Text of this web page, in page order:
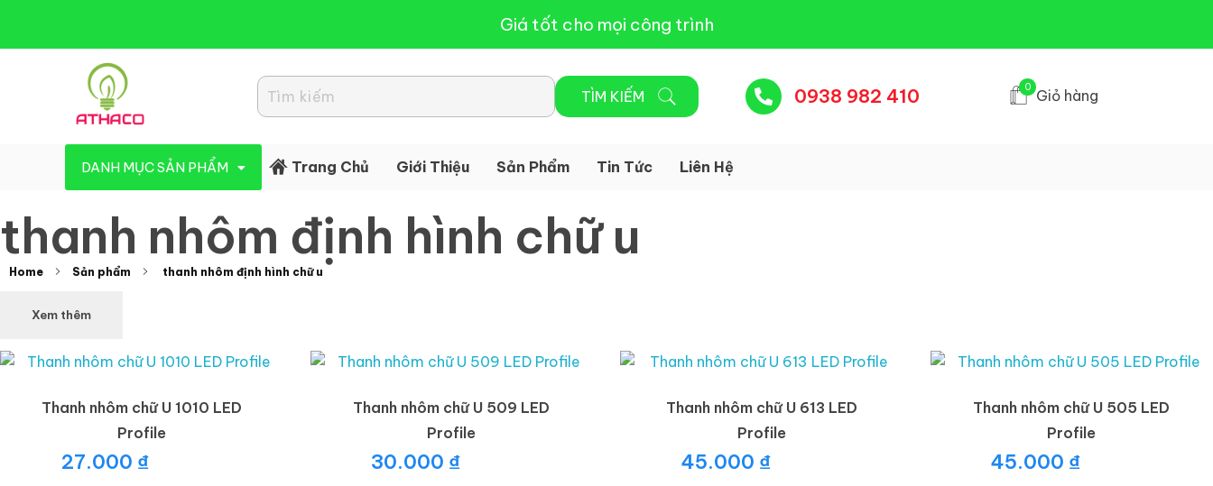
Giá tốt cho mọi công trình
Đèn Led Athaco
Đèn Led giá rẻ
0938 982 410 0 Giỏ hàng
DANH MỤC SẢN PHẨM Trang Chủ Giới Thiệu Sản Phẩm Tin Tức Liên Hệ
thanh nhôm định hình chữ u
Home Sản phẩm thanh nhôm định hình chữ u
Xem thêm
Thanh nhôm chữ U 1010 LED
Profile
27.000 ₫
Thanh nhôm chữ U 509 LED
Profile
30.000 ₫
Thanh nhôm chữ U 613 LED
Profile
45.000 ₫
Thanh nhôm chữ U 505 LED
Profile
45.000 ₫